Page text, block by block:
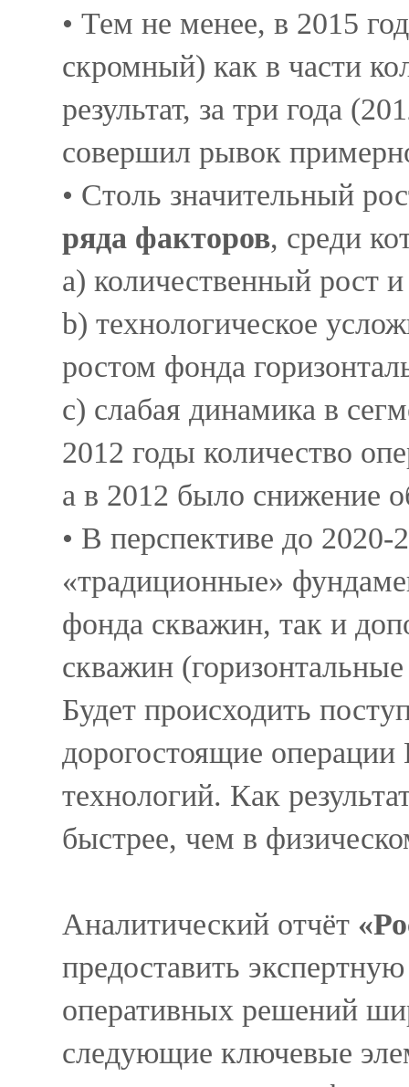
• Тем не менее, в 2015
скромный) как в части
результат, за три года
совершил рывок
• Столь значительный
ряда факторов, среди
a) количественный рост
b) технологическое
ростом фонда
c) слабая динамика в
2012 годы количество
а в 2012 было снижение
• В перспективе до 2020-
«традиционные»
фонда скважин, так и
скважин
Будет происходить
дорогостоящие
технологий. Как
быстрее, чем в
Аналитический отчёт
предоставить
оперативных решений
следующие ключевые